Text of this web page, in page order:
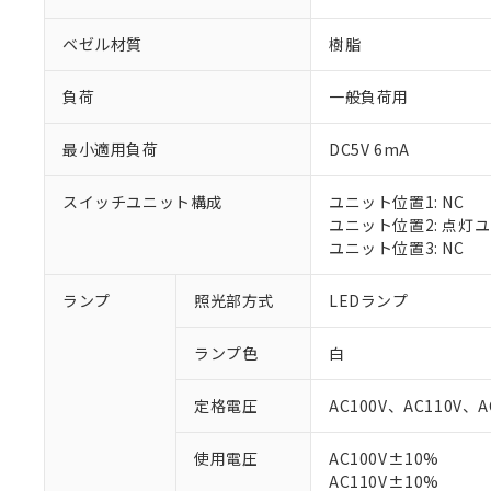
ベゼル材質 樹脂
負荷 一般負荷用
最小適用負荷 DC5V 6mA
スイッチユニット構成
ユニット位置1: NC
ユニット位置2: 点灯
ユニット位置3: NC
ランプ 照光部方式 LEDランプ
ランプ色 白
定格電圧 AC100V、AC110V、
使用電圧
AC100V±10%
AC110V±10%
ご利用条件
※1 対応状況
対応予定なし：
調査・確認中：
非該当品：ライセ
仕入先様の事情に
※1 中国